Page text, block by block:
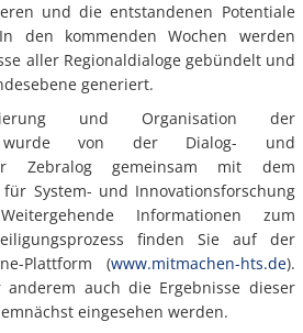
und die entstandenen Potentiale
den kommenden Wochen werden
aller Regionaldialoge gebündelt und
generiert.
und Organisation der
wurde von der Dialog- und
Zebralog gemeinsam mit dem
System- und Innovationsforschung
Informationen zum
finden Sie auf der
Plattform (www.mitmachen-hts.de).
auch die Ergebnisse dieser
eingesehen werden.